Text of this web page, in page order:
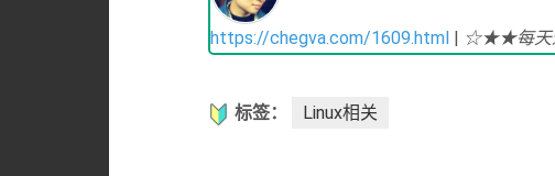
https://chegva.com/1609.html | ☆★★每天
标签： Linux相关